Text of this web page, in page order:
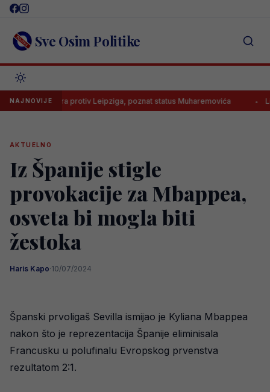
Skip
content Sve Osim Politike
NAJNOVIJE
sati igra protiv Leipziga, poznat status Muharemovića Lionel
AKTUELNO
Iz Španije stigle
provokacije za Mbappea,
osveta bi mogla biti
žestoka
Haris Kapo·10/07/2024
Španski prvoligaš Sevilla ismijao je Kyliana Mbappea
nakon što je reprezentacija Španije eliminisala
Francusku u polufinalu Evropskog prvenstva
rezultatom 2:1.